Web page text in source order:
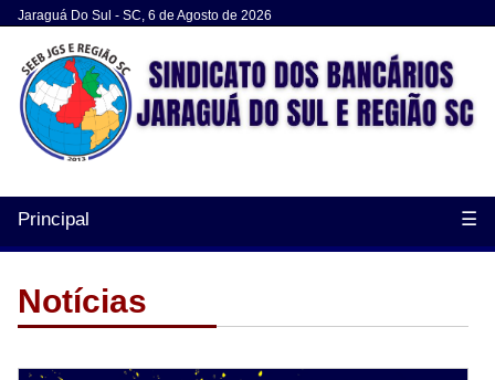
Jaraguá Do Sul - SC, 6 de Agosto de 2026
Principal ☰
Notícias